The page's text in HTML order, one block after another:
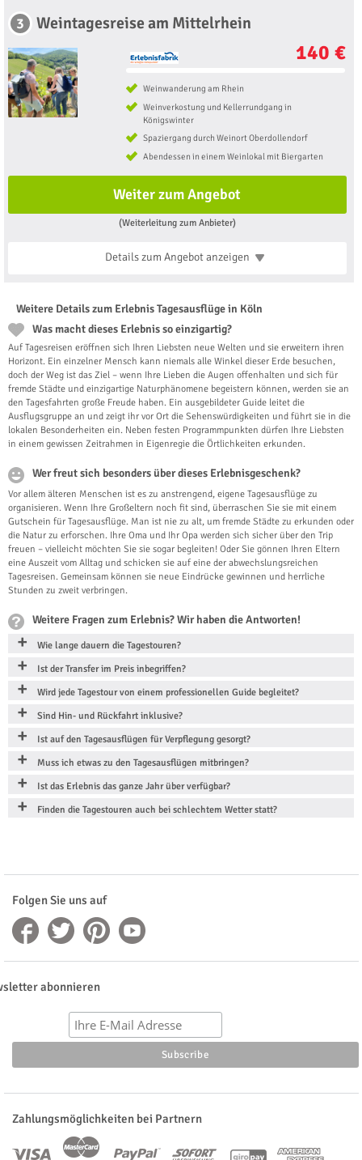
3 Weintagesreise am Mittelrhein
140 €
Weinwanderung am Rhein
Weinverkostung und Kellerrundgang in
Königswinter
Spaziergang durch Weinort Oberdollendorf
Abendessen in einem Weinlokal mit Biergarten
Weiter zum Angebot
(Weiterleitung zum Anbieter)
Details zum Angebotanzeigen
Weitere Details zum Erlebnis Tagesausflüge in Köln
Was macht dieses Erlebnis so einzigartig?
Auf Tagesreisen eröffnen sich Ihren Liebsten neue Welten und sie erweitern ihren
Horizont. Ein einzelner Mensch kann niemals alle Winkel dieser Erde besuchen,
doch der Weg ist das Ziel – wenn Ihre Lieben die Augen offenhalten und sich für
fremde Städte und einzigartige Naturphänomene begeistern können, werden sie an
den Tagesfahrten große Freude haben. Ein ausgebildeter Guide leitet die
Ausflugsgruppe an und zeigt ihr vor Ort die Sehenswürdigkeiten und führt sie in die
lokalen Besonderheiten ein. Neben festen Programmpunkten dürfen Ihre Liebsten
in einem gewissen Zeitrahmen in Eigenregie die Örtlichkeiten erkunden.
Wer freut sich besonders über dieses Erlebnisgeschenk?
Vor allem älteren Menschen ist es zu anstrengend, eigene Tagesausflüge zu
organisieren. Wenn Ihre Großeltern noch fit sind, überraschen Sie sie mit einem
Gutschein für Tagesausflüge. Man ist nie zu alt, um fremde Städte zu erkunden oder
die Natur zu erforschen. Ihre Oma und Ihr Opa werden sich sicher über den Trip
freuen – vielleicht möchten Sie sie sogar begleiten! Oder Sie gönnen Ihren Eltern
eine Auszeit vom Alltag und schicken sie auf eine der abwechslungsreichen
Tagesreisen. Gemeinsam können sie neue Eindrücke gewinnen und herrliche
Stunden zu zweit verbringen.
Weitere Fragen zum Erlebnis? Wir haben die Antworten!
Wie lange dauern die Tagestouren?
Ist der Transfer im Preis inbegriffen?
Wird jede Tagestour von einem professionellen Guide begleitet?
Sind Hin- und Rückfahrt inklusive?
Ist auf den Tagesausflügen für Verpflegung gesorgt?
Muss ich etwas zu den Tagesausflügen mitbringen?
Ist das Erlebnis das ganze Jahr über verfügbar?
Finden die Tagestouren auch bei schlechtem Wetter statt?
Folgen Sie uns auf
abonnieren
Zahlungsmöglichkeiten bei Partnern